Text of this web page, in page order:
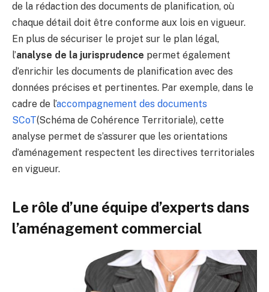
de la rédaction des documents de planification, où
chaque détail doit être conforme aux lois en vigueur.
En plus de sécuriser le projet sur le plan légal,
l’analyse de la jurisprudence permet également
d’enrichir les documents de planification avec des
données précises et pertinentes. Par exemple, dans le
cadre de l’accompagnement des documents
SCoT(Schéma de Cohérence Territoriale), cette
analyse permet de s’assurer que les orientations
d’aménagement respectent les directives territoriales
en vigueur.
Le rôle d’une équipe d’experts dans
l’aménagement commercial